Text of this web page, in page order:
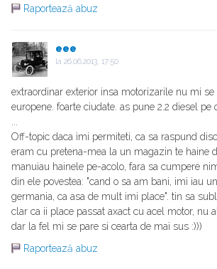
Raportează abuz
eee
la 26.06.2013, 17:50
extraordinar exterior insa motorizarile nu mi se
europene. foarte ciudate. as pune 2.2 diesel
...
Off-topic daca imi permiteti, ca sa raspund
eram cu pretena-mea la un magazin te haine
manuiau hainele pe-acolo, fara sa cumpere
din ele povestea: "cand o sa am bani, imi iau
germania, ca asa de mult imi place". tin sa
clar ca ii place passat axact cu acel motor, nu
dar la fel mi se pare si cearta de mai sus :)))
Raportează abuz